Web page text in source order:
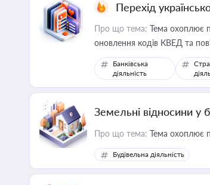
Перехід
Про що тема: Тема охоплює
оновлення кодів КВЕД та
Банківська
діяльність
Земельні відносини у
Про що тема: Тема охоплює
Будівельна діяльність